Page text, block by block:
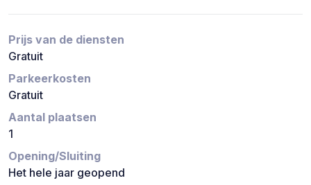
Prijs van de diensten
Gratuit
Parkeerkosten
Gratuit
Aantal plaatsen
1
Opening/Sluiting
Het hele jaar geopend